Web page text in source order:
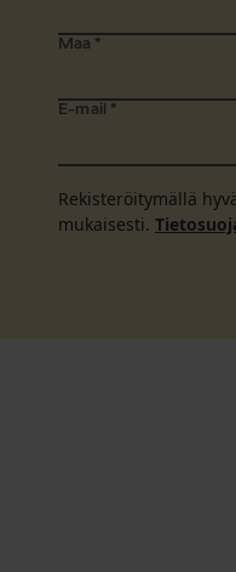
Maa *
E-mail *
Rekisteröitymällä
mukaisesti.